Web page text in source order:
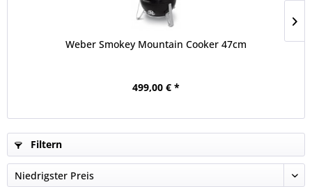
Weber Smokey Mountain Cooker 47cm
499,00 € *
Filtern